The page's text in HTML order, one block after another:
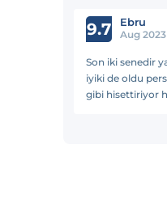
gayet güzeldi
9.7 Ebru
Aug 2023
Son iki senedir
iyiki de oldu
gibi hisettiriyor